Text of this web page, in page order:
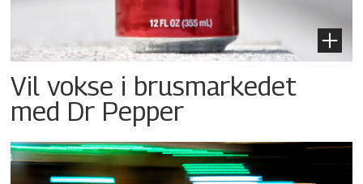
Vil vokse i brusmarkedet
med Dr Pepper